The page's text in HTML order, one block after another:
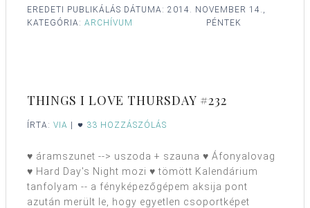
EREDETI PUBLIKÁLÁS DÁTUMA: 2014. NOVEMBER 14.,
PÉNTEK
KATEGÓRIA: ARCHÍVUM
THINGS I LOVE THURSDAY #232
ÍRTA: VIA | 33 HOZZÁSZÓLÁS
♥ áramszunet --> uszoda + szauna ♥ Áfonyalovag
♥ Hard Day's Night mozi ♥ tömött Kalendárium
tanfolyam -- a fényképezőgépem aksija pont
azután merült le, hogy egyetlen csoportképet